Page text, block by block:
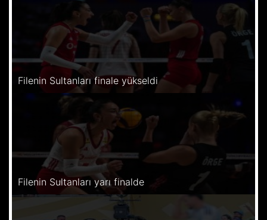
Filenin Sultanları finale yükseldi
Filenin Sultanları yarı finalde